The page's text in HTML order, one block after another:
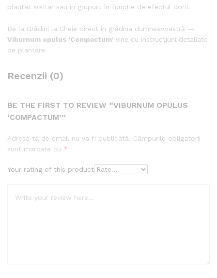
plantat solitar sau în grupuri, în funcție de efectul dorit.
De la Grădini la Cheie direct în grădina dumneavoastră —
Viburnum opulus ‘Compactum’ vine cu instrucțiuni detaliate
de plantare.
Recenzii (0)
BE THE FIRST TO REVIEW “VIBURNUM OPULUS
‘COMPACTUM’”
Adresa ta de email nu va fi publicată. Câmpurile obligatorii
sunt marcate cu *
Your rating of this product